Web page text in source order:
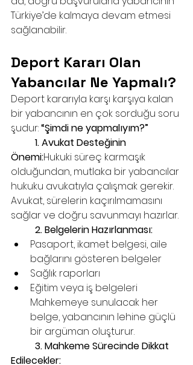
Türkiye’de kalmaya devam etmesi
sağlanabilir.
Deport Kararı Olan
Yabancılar Ne Yapmalı?
Deport kararıyla karşı karşıya kalan
bir yabancının en çok sorduğu soru
şudur: “Şimdi ne yapmalıyım?”
Önemi:Hukuki süreç karmaşık
olduğundan, mutlaka bir yabancılar
hukuku avukatıyla çalışmak gerekir.
Avukat, sürelerin kaçırılmamasını
sağlar ve doğru savunmayı hazırlar.
	2. Belgelerin Hazırlanması:
Pasaport, ikamet belgesi, aile
bağlarını gösteren belgeler
Sağlık raporları
Eğitim veya iş belgeleri
Mahkemeye sunulacak her
belge, yabancının lehine güçlü
bir argüman oluşturur.
Edilecekler: